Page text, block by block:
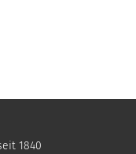
1840